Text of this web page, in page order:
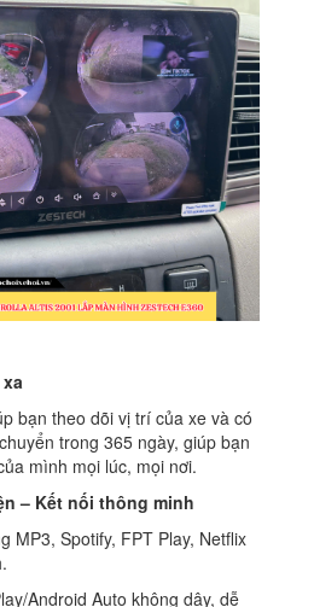
bạn theo dõi vị trí của xe và có
trong 365 ngày, giúp bạn
mình mọi lúc, mọi nơi.
– Kết nối thông minh
MP3, Spotify, FPT Play, Netflix
Android Auto không dây, dễ